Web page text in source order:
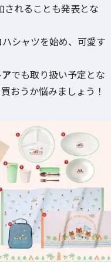
されることも発表とな
シャツを始め、可愛す
でも取り扱い予定とな
おうか悩みましょう！